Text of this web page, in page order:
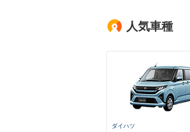
人気車種
ダイハツ